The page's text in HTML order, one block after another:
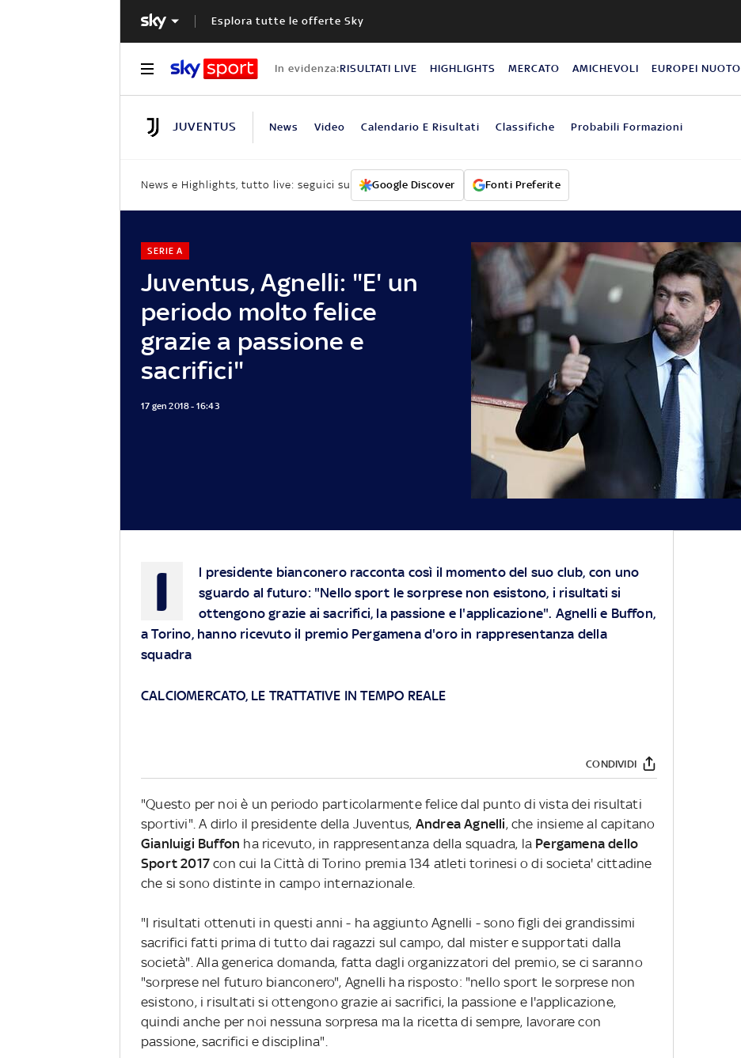
Esplora tutte le offerte Sky
In evidenza:RISULTATI LIVE HIGHLIGHTS MERCATO AMICHEVOLI EUROPEI NUOTO
JUVENTUS News Video Calendario E Risultati Classifiche Probabili Formazioni
News e Highlights, tutto live: seguici su Google Discover Fonti Preferite
Juventus, Agnelli: "E' un
periodo molto felice
grazie a passione e
sacrifici"
SERIE A
17 gen 2018 - 16:43
I
l presidente bianconero racconta così il momento del suo club, con uno
sguardo al futuro: "Nello sport le sorprese non esistono, i risultati si
ottengono grazie ai sacrifici, la passione e l'applicazione". Agnelli e Buffon,
a Torino, hanno ricevuto il premio Pergamena d'oro in rappresentanza della
squadra
CALCIOMERCATO, LE TRATTATIVE IN TEMPO REALE
CONDIVIDI
"Questo per noi è un periodo particolarmente felice dal punto di vista dei risultati
sportivi". A dirlo il presidente della Juventus, Andrea Agnelli, che insieme al capitano
Gianluigi Buffon ha ricevuto, in rappresentanza della squadra, la Pergamena dello
Sport 2017con cui la Città di Torino premia 134 atleti torinesi o di societa' cittadine
che si sono distinte in campo internazionale.
"I risultati ottenuti in questi anni - ha aggiunto Agnelli - sono figli dei grandissimi
sacrifici fatti prima di tutto dai ragazzi sul campo, dal mister e supportati dalla
società". Alla generica domanda, fatta dagli organizzatori del premio, se ci saranno
"sorprese nel futuro bianconero", Agnelli ha risposto: "nello sport le sorprese non
esistono, i risultati si ottengono grazie ai sacrifici, la passione e l'applicazione,
quindi anche per noi nessuna sorpresa ma la ricetta di sempre, lavorare con
passione, sacrifici e disciplina".